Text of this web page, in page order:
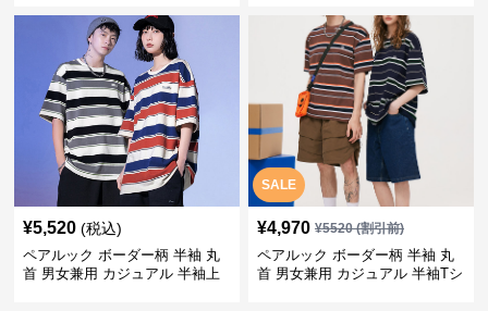
¥5,520 (税込)
ペアルック ボーダー柄 半袖 丸
首 男女兼用 カジュアル 半袖上
SALE
¥4,970 ¥5520(割引前)
ペアルック ボーダー柄 半袖 丸
首 男女兼用 カジュアル 半袖Tシ